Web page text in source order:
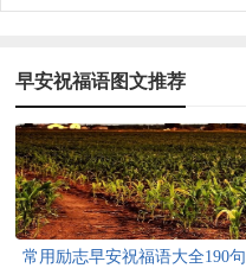
早安祝福语图文推荐
常用励志早安祝福语大全190句